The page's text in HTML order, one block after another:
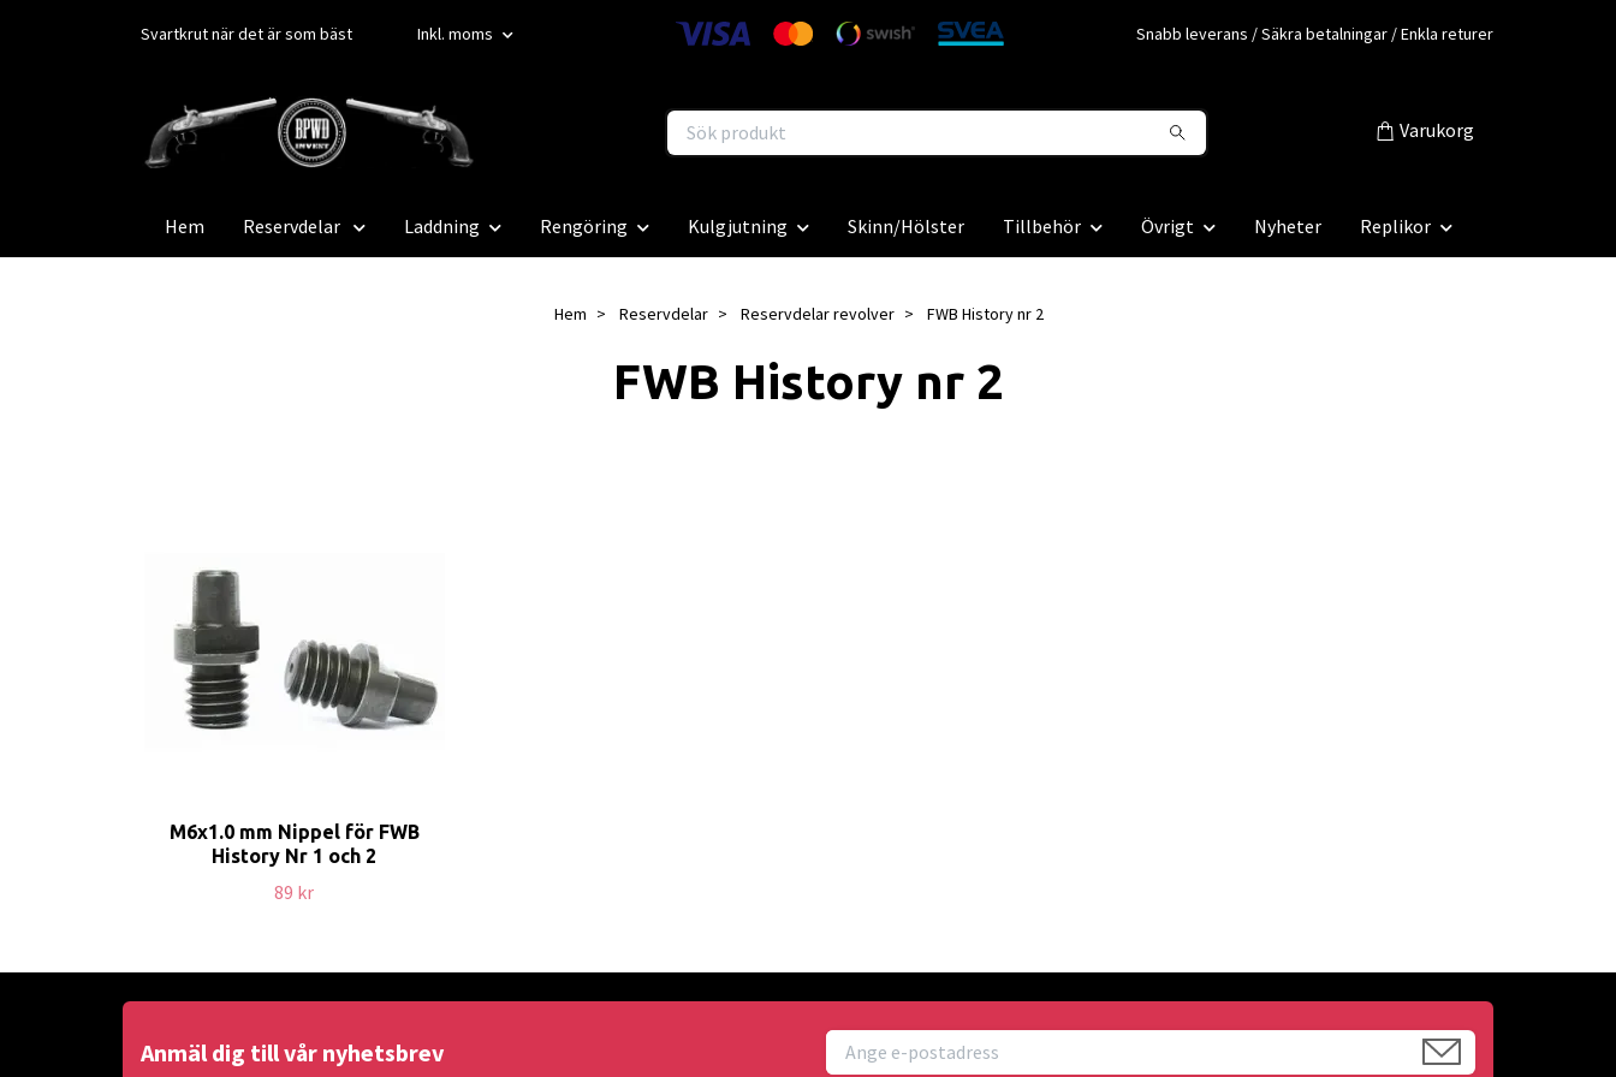
Svartkrut när det är som bäst Inkl. moms Snabb leverans / Säkra betalningar / Enkla returer
Varukorg
Hem Reservdelar Laddning Rengöring Kulgjutning Skinn/Hölster Tillbehör Övrigt Nyheter Replikor
Hem Reservdelar Reservdelar revolver FWB History nr 2
FWB History nr 2
M6x1.0 mm Nippel för FWB
History Nr 1 och 2
89 kr
Anmäl dig till vår nyhetsbrev